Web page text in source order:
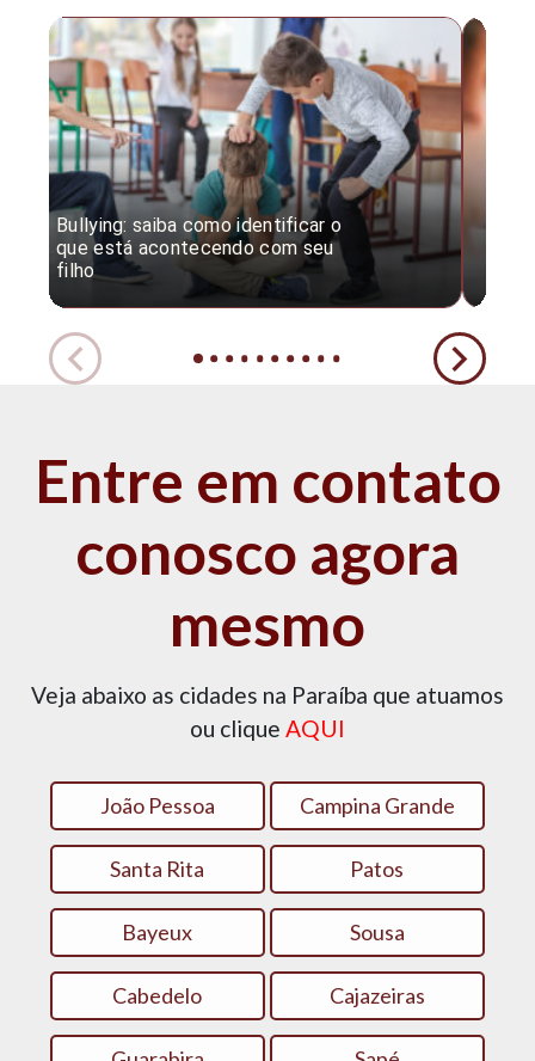
Bullying: saiba como identificar o
que está acontecendo com seu
filho
Entre em contato
conosco agora
mesmo
Veja abaixo as cidades na Paraíba que atuamos
ou clique AQUI
João Pessoa Campina Grande
Santa Rita Patos‎
Bayeux Sousa
Cabedelo Cajazeiras